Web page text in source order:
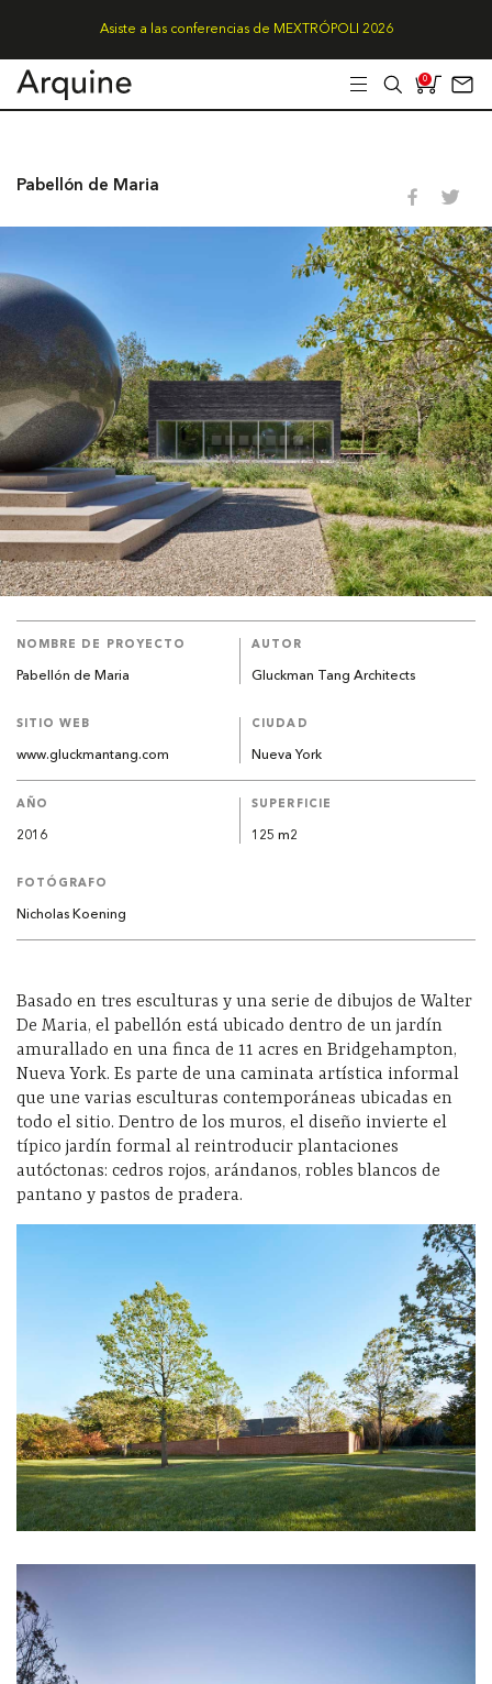
Asiste a las conferencias de MEXTRÓPOLI 2026
0
Pabellón de Maria
NOMBRE DE PROYECTO
Pabellón de Maria
AUTOR
Gluckman Tang Architects
SITIO WEB
www.gluckmantang.com
CIUDAD
Nueva York
AÑO
2016
SUPERFICIE
125 m2
FOTÓGRAFO
Nicholas Koening
Basado en tres esculturas y una serie de dibujos de Walter
De Maria, el pabellón está ubicado dentro de un jardín
amurallado en una finca de 11 acres en Bridgehampton,
Nueva York. Es parte de una caminata artística informal
que une varias esculturas contemporáneas ubicadas en
todo el sitio. Dentro de los muros, el diseño invierte el
típico jardín formal al reintroducir plantaciones
autóctonas: cedros rojos, arándanos, robles blancos de
pantano y pastos de pradera.